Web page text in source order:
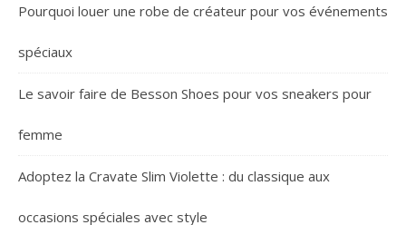
Pourquoi louer une robe de créateur pour vos événements
spéciaux
Le savoir faire de Besson Shoes pour vos sneakers pour
femme
Adoptez la Cravate Slim Violette : du classique aux
occasions spéciales avec style